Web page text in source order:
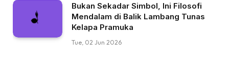
Bukan Sekadar Simbol, Ini Filosofi
Mendalam di Balik Lambang Tunas
Kelapa Pramuka
Tue, 02 Jun 2026